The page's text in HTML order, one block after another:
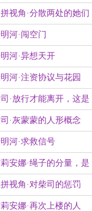
视角·分散两处的她们
河·闯空门
河·异想天开
河·注资协议与花园
·放行才能离开，这是
·灰蒙蒙的人形概念
河·求救信号
安娜·绳子的分量，是
视角·对柴司的惩罚
安娜·再次上楼的人